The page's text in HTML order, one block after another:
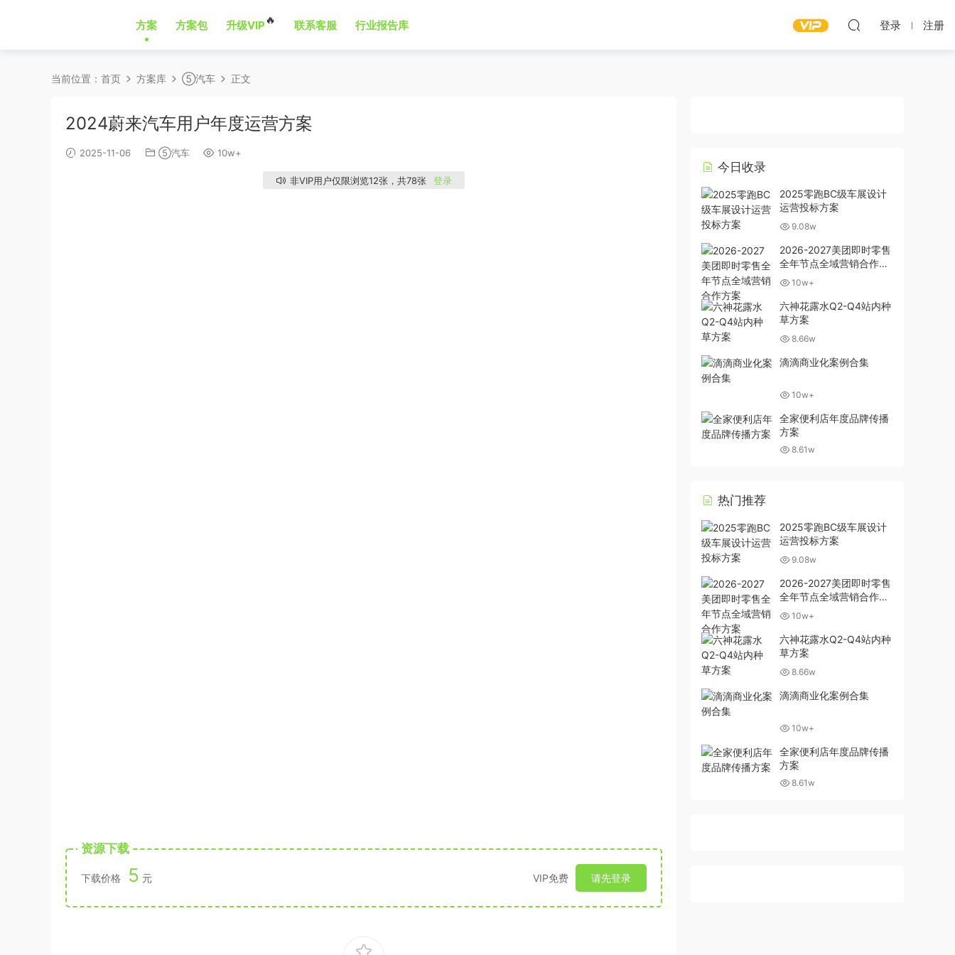
方案 方案包 升级VIP🔥 联系客服 行业报告库 登录 注册
当前位置： 首页 方案库 ⑤汽车 正文
2024蔚来汽车用户年度运营方案
2025-11-06 ⑤汽车 10w+
非VIP用户仅限浏览12张，共78张 登录
资源下载
下载价格 5 元 VIP免费 请先登录
今日收录
2025零跑BC级车展设计
运营投标方案
9.08w
2026-2027美团即时零售
全年节点全域营销合作方
案 10w+
六神花露水Q2-Q4站内种
草方案
8.66w
滴滴商业化案例合集
10w+
全家便利店年度品牌传播
方案
8.61w
热门推荐
2025零跑BC级车展设计
运营投标方案
9.08w
2026-2027美团即时零售
全年节点全域营销合作方
案 10w+
六神花露水Q2-Q4站内种
草方案
8.66w
滴滴商业化案例合集
10w+
全家便利店年度品牌传播
方案
8.61w